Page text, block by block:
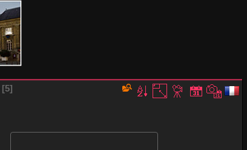
5